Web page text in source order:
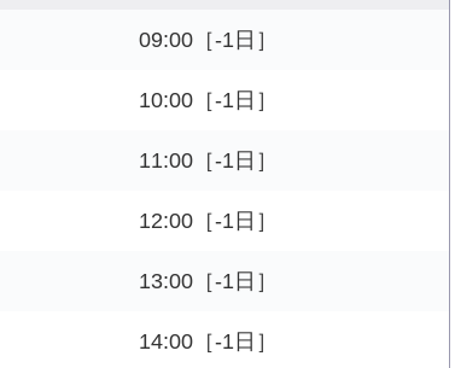
09:00［-1日］
10:00［-1日］
11:00［-1日］
12:00［-1日］
13:00［-1日］
14:00［-1日］